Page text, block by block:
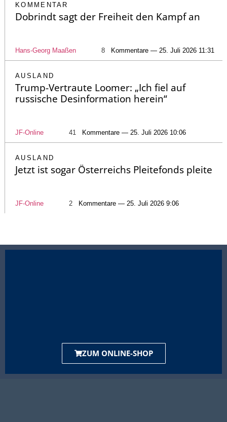
KOMMENTAR
Dobrindt sagt der Freiheit den Kampf an
Hans-Georg Maaßen 8 Kommentare — 25. Juli 2026 11:31
AUSLAND
Trump-Vertraute Loomer: „Ich fiel auf
russische Desinformation herein“
JF-Online 41 Kommentare — 25. Juli 2026 10:06
AUSLAND
Jetzt ist sogar Österreichs Pleitefonds pleite
JF-Online 2 Kommentare — 25. Juli 2026 9:06
ZUM ONLINE-SHOP